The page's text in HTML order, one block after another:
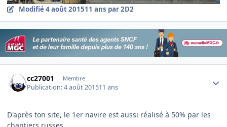
Modifié4 août 201511 ans par 2D2
cc27001 Membre
Publication:4 août 201511 ans
D'après ton site, le 1er navire est aussi réalisé à 50% par les